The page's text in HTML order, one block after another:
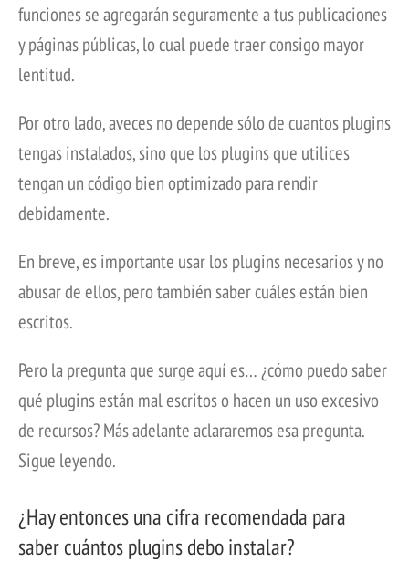
funciones se agregarán seguramente a tus publicaciones
y páginas públicas, lo cual puede traer consigo mayor
lentitud.
Por otro lado, aveces no depende sólo de cuantos plugins
tengas instalados, sino que los plugins que utilices
tengan un código bien optimizado para rendir
debidamente.
En breve, es importante usar los plugins necesarios y no
abusar de ellos, pero también saber cuáles están bien
escritos.
Pero la pregunta que surge aquí es… ¿cómo puedo saber
qué plugins están mal escritos o hacen un uso excesivo
de recursos? Más adelante aclararemos esa pregunta.
Sigue leyendo.
¿Hay entonces una cifra recomendada para
saber cuántos plugins debo instalar?